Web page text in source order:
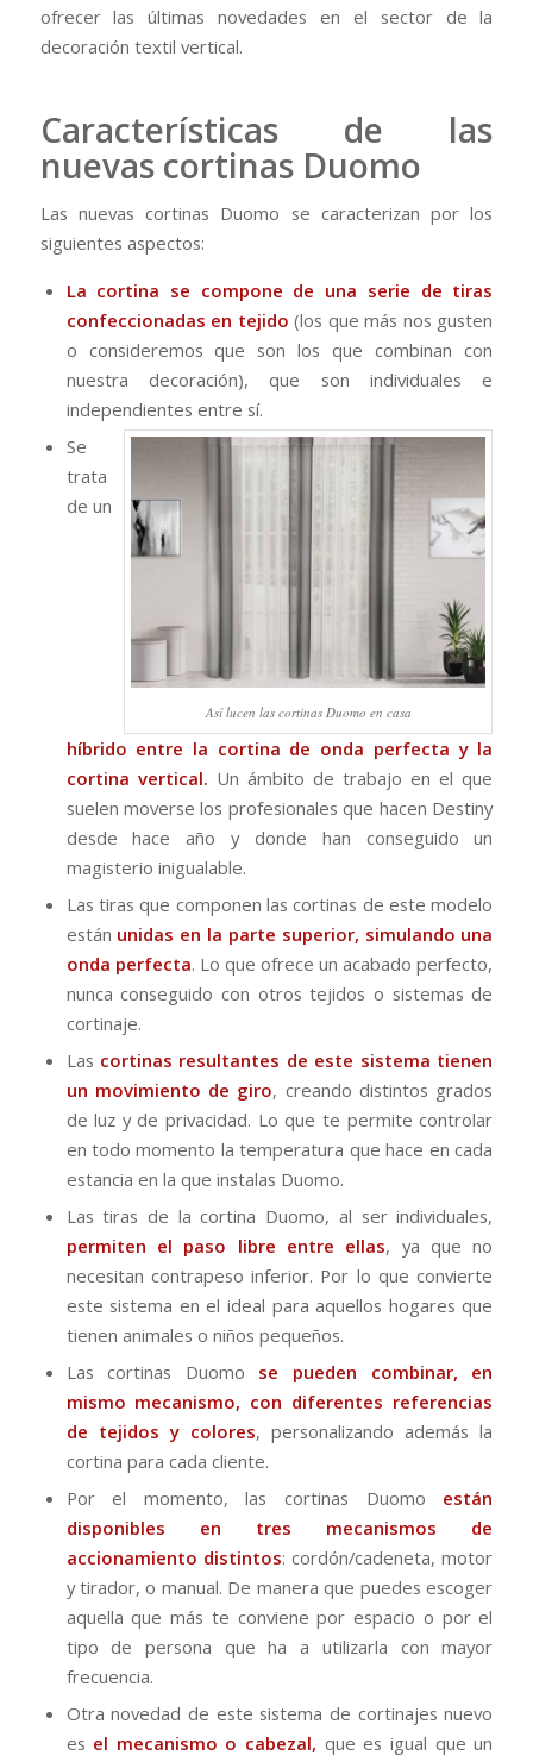
ofrecer las últimas novedades en el sector de la
decoración textil vertical.
Características de las
nuevas cortinas Duomo
Las nuevas cortinas Duomo se caracterizan por los
siguientes aspectos:
La cortina se compone de una serie de tiras
confeccionadas en tejido (los que más nos gusten
o consideremos que son los que combinan con
nuestra decoración), que son individuales e
independientes entre sí.
Así lucen las cortinas Duomo en casa
Se
trata
de un
híbrido entre la cortina de onda perfecta y la
cortina vertical. Un ámbito de trabajo en el que
suelen moverse los profesionales que hacen Destiny
desde hace año y donde han conseguido un
magisterio inigualable.
Las tiras que componen las cortinas de este modelo
están unidas en la parte superior, simulando una
onda perfecta. Lo que ofrece un acabado perfecto,
nunca conseguido con otros tejidos o sistemas de
cortinaje.
Las cortinas resultantes de este sistema tienen
un movimiento de giro, creando distintos grados
de luz y de privacidad. Lo que te permite controlar
en todo momento la temperatura que hace en cada
estancia en la que instalas Duomo.
Las tiras de la cortina Duomo, al ser individuales,
permiten el paso libre entre ellas, ya que no
necesitan contrapeso inferior. Por lo que convierte
este sistema en el ideal para aquellos hogares que
tienen animales o niños pequeños.
Las cortinas Duomo se pueden combinar, en
mismo mecanismo, con diferentes referencias
de tejidos y colores, personalizando además la
cortina para cada cliente.
Por el momento, las cortinas Duomo están
disponibles en tres mecanismos de
accionamiento distintos: cordón/cadeneta, motor
y tirador, o manual. De manera que puedes escoger
aquella que más te conviene por espacio o por el
tipo de persona que ha a utilizarla con mayor
frecuencia.
Otra novedad de este sistema de cortinajes nuevo
es el mecanismo o cabezal, que es igual que un